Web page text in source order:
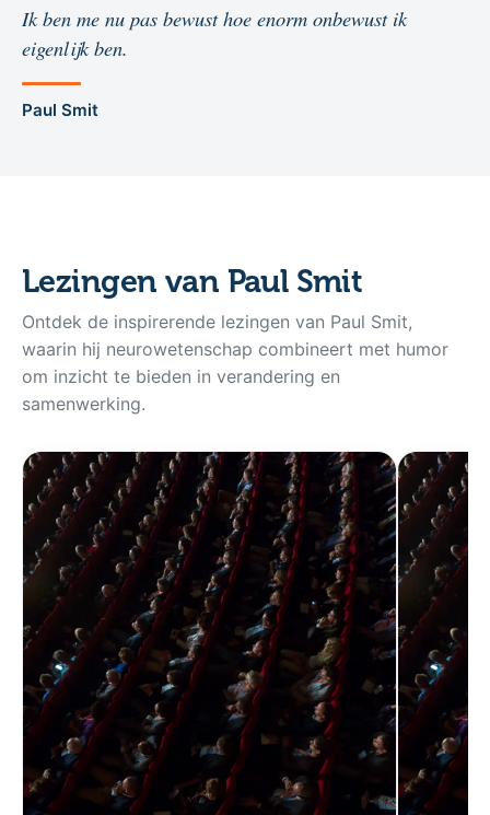
Ik ben me nu pas bewust hoe enorm onbewust ik
eigenlijk ben.
Paul Smit
Lezingen van Paul Smit
Ontdek de inspirerende lezingen van Paul Smit,
waarin hij neurowetenschap combineert met humor
om inzicht te bieden in verandering en
samenwerking.